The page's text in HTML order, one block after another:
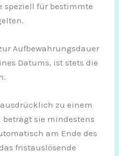
speziell für bestimmte
Aufbewahrungsdauer
Datums, ist stets die
zu einem
sie mindestens
am Ende des
fristauslösende